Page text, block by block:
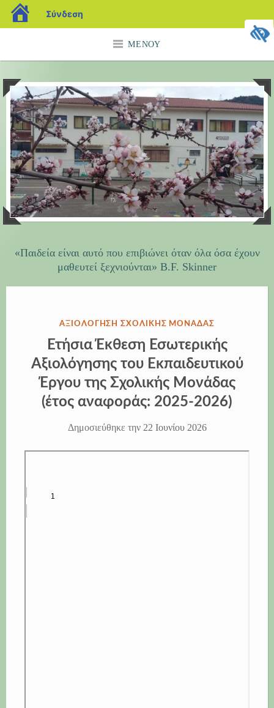
ΜΕΝΟΎ
«Παιδεία είναι αυτό που επιβιώνει όταν όλα όσα έχουν
μαθευτεί ξεχνιούνται» B.F. Skinner
ΔΗΜΟΣΙΕΎΘΗΚΕ
ΣΤΗΝ
ΑΞΙΟΛΌΓΗΣΗ ΣΧΟΛΙΚΉΣ ΜΟΝΆΔΑΣ
Ετήσια Έκθεση Εσωτερικής
Αξιολόγησης του Εκπαιδευτικού
Έργου της Σχολικής Μονάδας
(έτος αναφοράς: 2025-2026)
Δημοσιεύθηκε την 22 Ιουνίου 2026
blogs.sch.gr
Σύνδεση